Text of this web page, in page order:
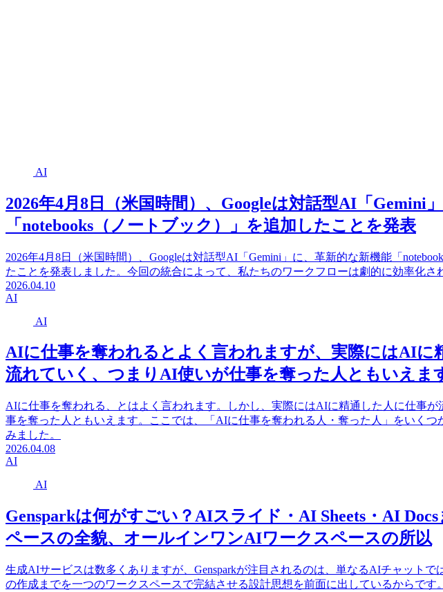
AI
2026年4月8日（米国時間）、Googleは対話型AI「Gemini
「notebooks（ノートブック）」を追加したことを発表
2026年4月8日（米国時間）、Googleは対話型AI「Gemini」に、革新的な新機能「
たことを発表しました。今回の統合によって、私たちのワークフローは劇的に効率化さ
2026.04.10
AI
AI
AIに仕事を奪われるとよく言われますが、実際にはAIに
流れていく、つまりAI使いが仕事を奪った人ともいえま
AIに仕事を奪われる、とはよく言われます。しかし、実際にはAIに精通した人に仕事
事を奪った人ともいえます。ここでは、「AIに仕事を奪われる人・奪った人」をいくつ
みました。
2026.04.08
AI
AI
Gensparkは何がすごい？AIスライド・AI Sheets・AI
ペースの全貌、オールインワンAIワークスペースの所以
生成AIサービスは数多くありますが、Gensparkが注目されるのは、単なるAIチャットで
の作成までを一つのワークスペースで完結させる設計思想を前面に出しているからです